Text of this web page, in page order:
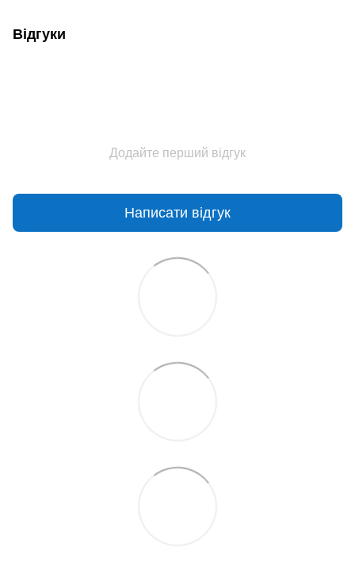
Відгуки
Додайте перший відгук
Написати відгук